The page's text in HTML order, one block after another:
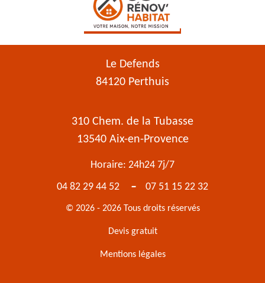
Le Defends
84120 Perthuis
310 Chem. de la Tubasse
13540 Aix-en-Provence
Horaire: 24h24 7j/7
04 82 29 44 52
- 07 51 15 22 32
© 2026 - 2026 Tous droits réservés
Devis gratuit
Mentions légales